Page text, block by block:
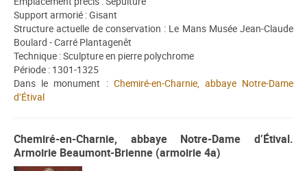
Support armorié : Gisant
Structure actuelle de conservation : Le Mans Musée Jean-Claude
Boulard - Carré Plantagenêt
Technique : Sculpture en pierre polychrome
Période : 1301-1325
Dans le monument : Chemiré-en-Charnie, abbaye Notre-Dame
d’Étival
Chemiré-en-Charnie, abbaye Notre-Dame d’Étival.
Armoirie Beaumont-Brienne (armoirie 4a)